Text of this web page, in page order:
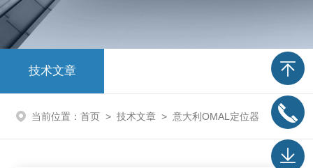
技术文章
当前位置： 首页 > 技术文章 > 意大利OMAL定位器